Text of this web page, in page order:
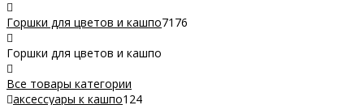
Горшки для цветов и кашпо7176
Горшки для цветов и кашпо
Все товары категории
аксессуары к кашпо124